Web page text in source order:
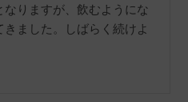
りますが、飲むようにな
ました。しばらく続けよ